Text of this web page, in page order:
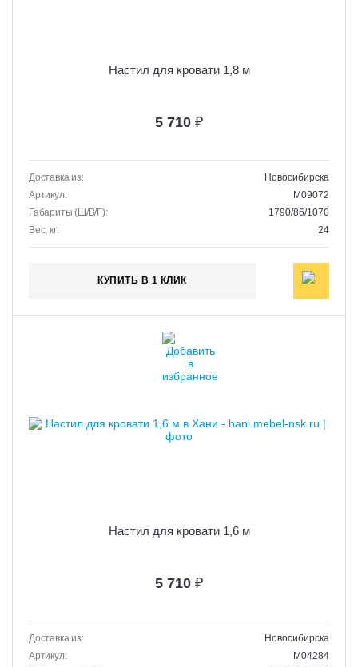
Настил для кровати 1,8 м
5 710 ₽
Доставка из:
Новосибирска
Артикул:
M09072
Габариты (Ш/В/Г):
1790/86/1070
Вес, кг:
24
КУПИТЬ В 1 КЛИК
Настил для кровати 1,6 м
5 710 ₽
Доставка из:
Новосибирска
Артикул:
M04284